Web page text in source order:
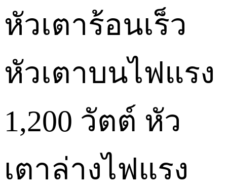
หัวเตาร้อนเร็ว
หัวเตาบนไฟแรง
1,200 วัตต์ หัว
เตาล่างไฟแรง